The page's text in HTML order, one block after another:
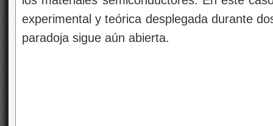
experimental y teórica desplegada durante
paradoja sigue aún abierta.